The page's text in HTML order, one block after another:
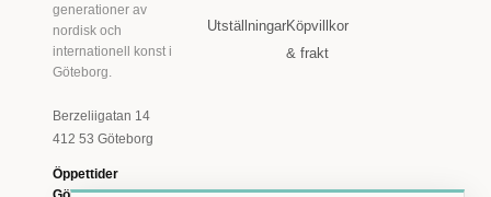
generationer av
nordisk och
internationell konst i
Göteborg.
Berzeliigatan 14
412 53 Göteborg
Öppettider
UtställningarKöpvillkor
& frakt